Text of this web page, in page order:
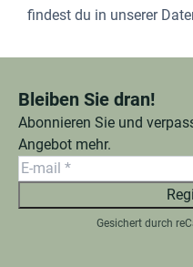
findest du in unserer
Bleiben Sie dran!
Abonnieren Sie und
Angebot mehr.
Gesichert durch